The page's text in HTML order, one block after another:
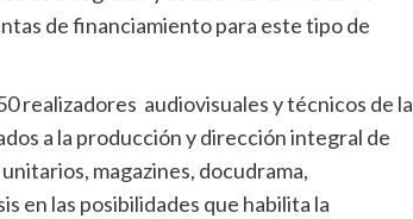
de financiamiento para este tipo de
realizadores audiovisuales y técnicos de la
a la producción y dirección integral de
magazines, docudrama,
en las posibilidades que habilita la